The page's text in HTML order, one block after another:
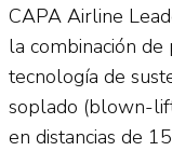
CAPA Airline
la combinación
tecnología de
soplado (blown-
en distancias de